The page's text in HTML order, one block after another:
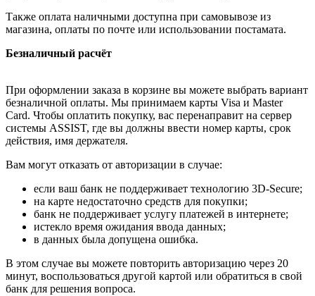
Также оплата наличными доступна при самовывозе из
магазина, оплаты по почте или использовании постамата.
Безналичный расчёт
При оформлении заказа в корзине вы можете выбрать вариант
безналичной оплаты. Мы принимаем карты Visa и Master
Card. Чтобы оплатить покупку, вас перенаправит на сервер
системы ASSIST, где вы должны ввести номер карты, срок
действия, имя держателя.
Вам могут отказать от авторизации в случае:
если ваш банк не поддерживает технологию 3D-Secure;
на карте недостаточно средств для покупки;
банк не поддерживает услугу платежей в интернете;
истекло время ожидания ввода данных;
в данных была допущена ошибка.
В этом случае вы можете повторить авторизацию через 20
минут, воспользоваться другой картой или обратиться в свой
банк для решения вопроса.